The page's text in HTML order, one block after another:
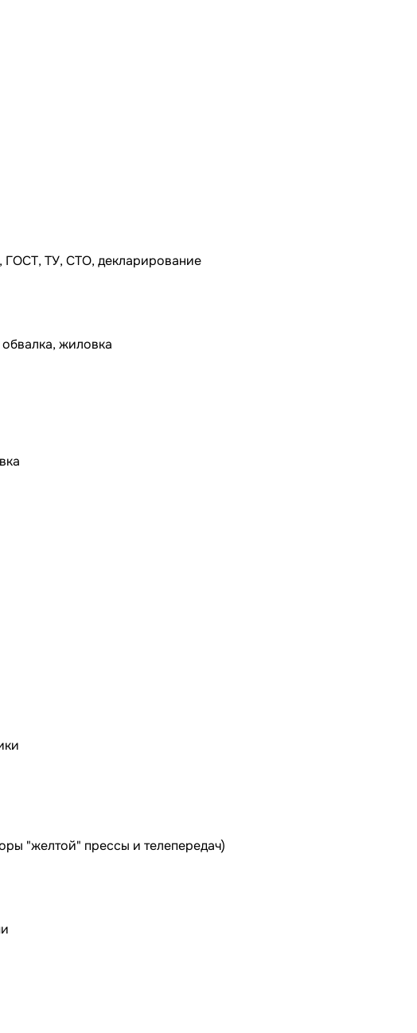
ГОСТ, ТУ, СТО, декларирование
жиловка
"желтой" прессы и телепередач)